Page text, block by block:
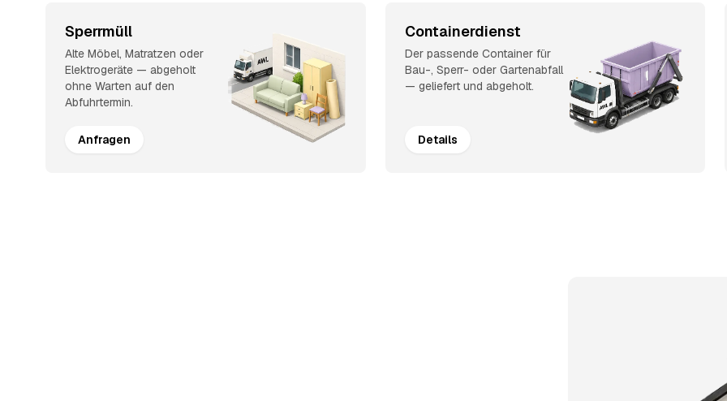
Sperrmüll
Alte Möbel, Matratzen oder
Elektrogeräte — abgeholt
ohne Warten auf den
Abfuhrtermin.
Anfragen
Containerdienst
Der passende Container für
Bau-, Sperr- oder Gartenabfall
— geliefert und abgeholt.
Details